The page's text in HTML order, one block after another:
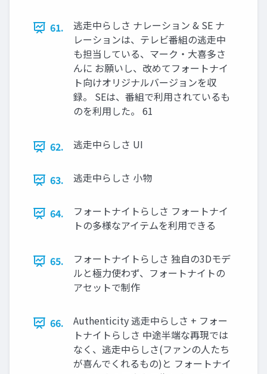
61.
逃走中らしさ ナレーション & SE ナ
レーションは、テレビ番組の逃走中
も担当している、マーク・大喜多さ
んに お願いし、改めてフォートナイ
ト向けオリジナルバージョンを収
録。 SEは、番組で利用されているも
のを利用した。 61
62. 逃走中らしさ UI
63. 逃走中らしさ 小物
64.
フォートナイトらしさ フォートナイ
トの多様なアイテムを利用できる
65.
フォートナイトらしさ 独自の3Dモデ
ルと極力使わず、フォートナイトの
アセットで制作
66.
Authenticity 逃走中らしさ + フォー
トナイトらしさ 中途半端な再現では
なく、逃走中らしさ(ファンの人たち
が喜んでくれるもの)と フォートナイ